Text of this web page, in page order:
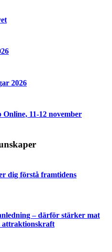
2026
11-12 november
dig förstå framtidens
– därför stärker mat
attraktionskraft